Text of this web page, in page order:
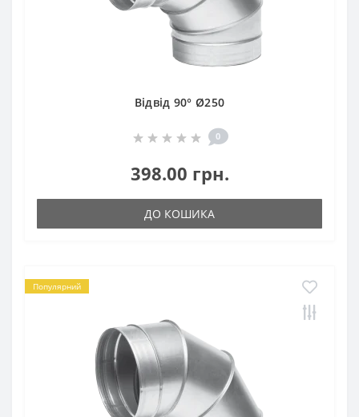
Відвід 90° Ø250
0
398.00 грн.
ДО КОШИКА
Популярний